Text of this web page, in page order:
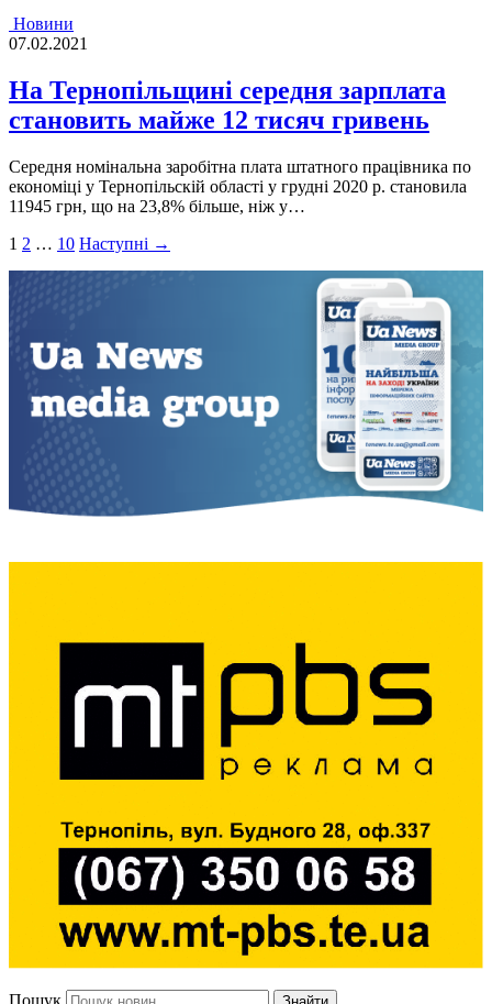
Новини
07.02.2021
На Тернопільщині середня зарплата
становить майже 12 тисяч гривень
Середня номінальна заробітна плата штатного працівника по
економіці у Тернопільскій області у грудні 2020 р. становила
11945 грн, що на 23,8% більше, ніж у…
Пагінація
записів
1 2 … 10 Наступні →
Пошук